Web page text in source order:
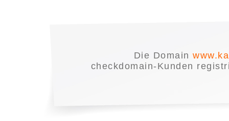
Die Domain
checkdomain-Kunden